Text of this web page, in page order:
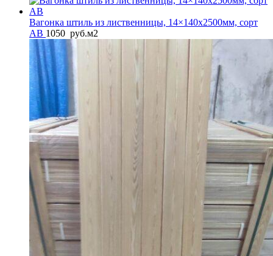
Вагонка штиль из лиственницы, 14×140x2500мм, сорт
AB 1050 руб.м2